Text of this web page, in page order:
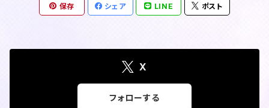
保存 シェア LINE ポスト
X
フォローする